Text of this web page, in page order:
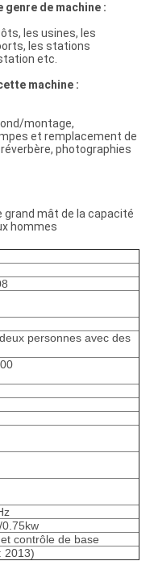
de machine :
les usines, les
les stations
etc.
machine :
montage,
et remplacement de
photographies
grand mât de la capacité
hommes
personnes avec des
contrôle de base
2013)